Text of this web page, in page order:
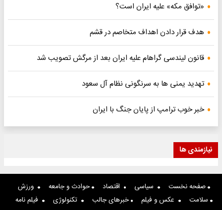
«توافق مکه» علیه ایران است؟
هدف قرار دادن اهداف متخاصم در قشم
قانون لیندسی گراهام علیه ایران بعد از مرگش تصویب شد
تهدید یمنی ها به سرنگونی نظام آل سعود
خبر خوب ترامپ از پایان جنگ با ایران
نیازمندی ها
صفحه نخست سیاسی اقتصاد حوادث و جامعه
ورزش
سلامت
عکس و فیلم خبرهای جالب تکنولوژی
فیلم نامه